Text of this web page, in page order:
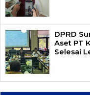
DPRD
Aset PT
Selesai